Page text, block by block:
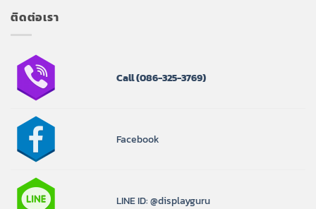
ติดต่อเรา
Call(086-325-3769)
Facebook
LINE ID: @displayguru